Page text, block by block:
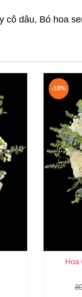
cô dâu, Bó hoa
-10%
Hoa